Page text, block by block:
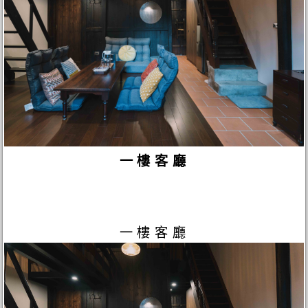
一樓客廳
一樓客廳